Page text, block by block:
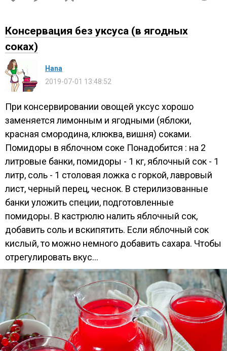
Консервация без уксуса (в ягодных
соках)
Нana
2019-07-01 13:48:52
При консервировании овощей уксус хорошо
заменяется лимонным и ягодными (яблоки,
красная смородина, клюква, вишня) соками.
Помидоры в яблочном соке Понадобится : на 2
литровые банки, помидоры - 1 кг, яблочный сок - 1
литр, соль - 1 столовая ложка с горкой, лавровый
лист, черный перец, чеснок. В стерилизованные
банки уложить специи, подготовленные
помидоры. В кастрюлю налить яблочный сок,
добавить соль и вскипятить. Если яблочный сок
кислый, то можно немного добавить сахара. Чтобы
отрегулировать вкус...